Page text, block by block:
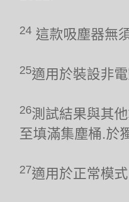
24 這款吸塵器無
25適用於裝設非
26測試結果與其
至填滿集塵桶.於
27適用於正常模